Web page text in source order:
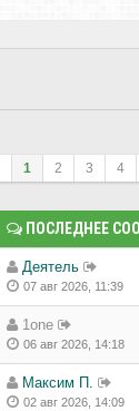
1 2 3 4
ПОСЛЕДНЕЕ
Деятель
07 авг 2026, 11:39
1one
06 авг 2026, 14:18
Максим П.
02 авг 2026, 14:09